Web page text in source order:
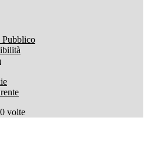
volte